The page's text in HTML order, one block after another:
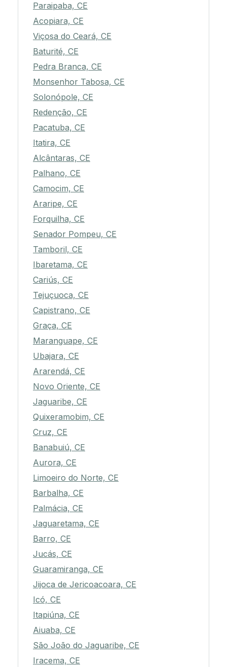
Paraipaba, CE
Acopiara, CE
Viçosa do Ceará, CE
Baturité, CE
Pedra Branca, CE
Monsenhor Tabosa, CE
Solonópole, CE
Redenção, CE
Pacatuba, CE
Itatira, CE
Alcântaras, CE
Palhano, CE
Camocim, CE
Araripe, CE
Forquilha, CE
Senador Pompeu, CE
Tamboril, CE
Ibaretama, CE
Cariús, CE
Tejuçuoca, CE
Capistrano, CE
Graça, CE
Maranguape, CE
Ubajara, CE
Ararendá, CE
Novo Oriente, CE
Jaguaribe, CE
Quixeramobim, CE
Cruz, CE
Banabuiú, CE
Aurora, CE
Limoeiro do Norte, CE
Barbalha, CE
Palmácia, CE
Jaguaretama, CE
Barro, CE
Jucás, CE
Guaramiranga, CE
Jijoca de Jericoacoara, CE
Icó, CE
Itapiúna, CE
Aiuaba, CE
São João do Jaguaribe, CE
Iracema, CE